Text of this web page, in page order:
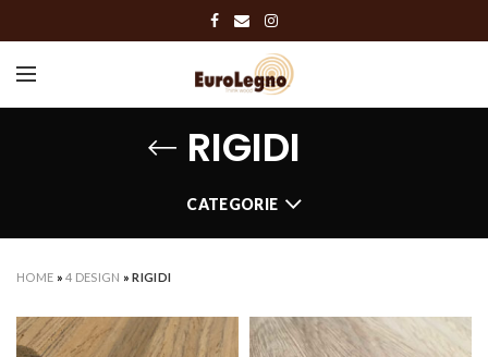
RIGIDI
CATEGORIE
HOME »4 DESIGN »RIGIDI